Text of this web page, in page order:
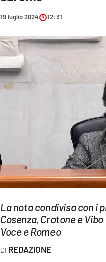
AMBIENTE
SOCIETÀ
CULTURA
ECONOMIA E LAVORO
LAC TV
LAC ONAIR
LaC
19 luglio 2024 12:31
La nota condivisa con i
Cosenza, Crotone e
Voce e Romeo
REDAZIONE